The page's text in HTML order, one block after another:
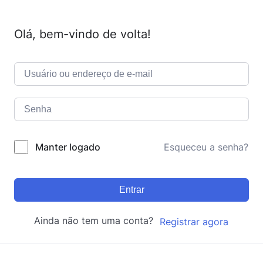
Olá, bem-vindo de volta!
Manter logado Esqueceu a senha?
Entrar
Ainda não tem uma conta? Registrar agora